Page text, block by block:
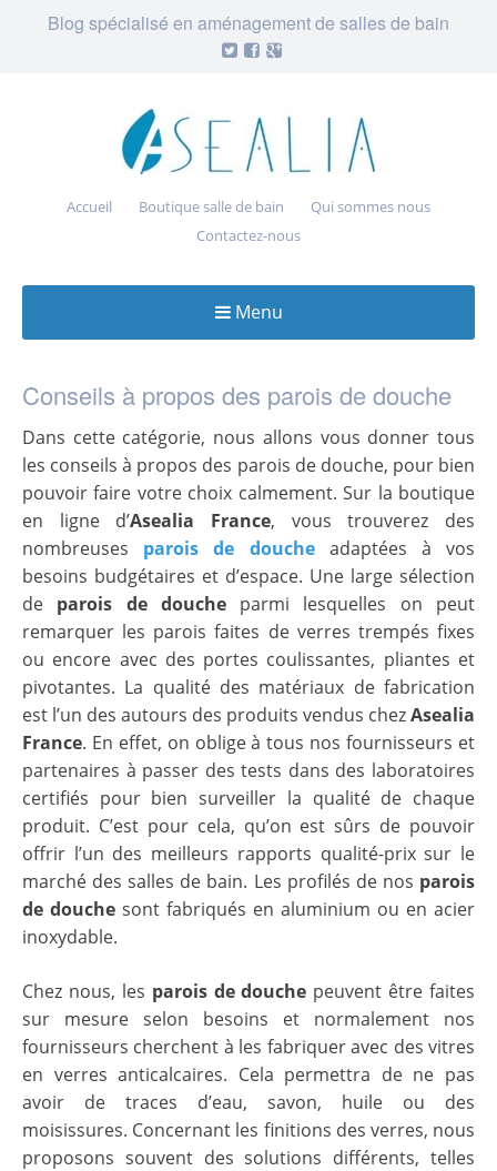
Blog spécialisé en aménagement de salles de bain
Accueil Boutique salle de bain
Qui sommes nous
Contactez-nous
Menu
content
Conseils à propos des parois de douche
Dans cette catégorie, nous allons vous donner tous
les conseils à propos des parois de douche, pour bien
pouvoir faire votre choix calmement. Sur la boutique
en ligne d’Asealia France, vous trouverez des
nombreuses parois de douche
adaptées à vos
besoins budgétaires et d’espace. Une large sélection
de parois de doucheparmi lesquelles on peut
remarquer les parois faites de verres trempés fixes
ou encore avec des portes coulissantes, pliantes et
pivotantes. La qualité des matériaux de fabrication
est l’un des autours des produits vendus chezAsealia
France. En effet, on oblige à tous nos fournisseurs et
partenaires à passer des tests dans des laboratoires
certifiés pour bien surveiller la qualité de chaque
produit. C’est pour cela, qu’on est sûrs de pouvoir
offrir l’un des meilleurs rapports qualité-prix sur le
marché des salles de bain. Les profilés de nos parois
de douche sont fabriqués en aluminium ou en acier
inoxydable.
Chez nous, les parois de douche peuvent être faites
sur mesure selon besoins et normalement nos
fournisseurs cherchent à les fabriquer avec des vitres
en verres anticalcaires. Cela permettra de ne pas
avoir de traces d’eau, savon, huile ou des
moisissures. Concernant les finitions des verres, nous
proposons souvent des solutions différents, telles